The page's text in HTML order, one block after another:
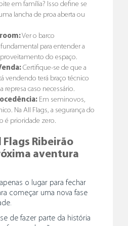
em família? Isso define se
lancha de proa aberta ou
Ver o barco
para entender a
do espaço.
Certifique-se de que a
vendendo terá braço técnico
represa caso necessário.
Em seminovos,
Na All Flags, a segurança do
é prioridade zero.
Flags Ribeirão
aventura
o lugar para fechar
começar uma nova fase
de fazer parte da história